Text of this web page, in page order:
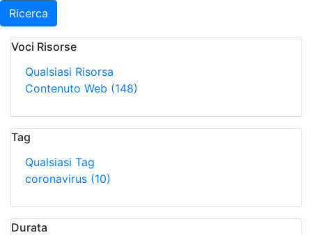
Ricerca
Voci Risorse
Qualsiasi Risorsa
Contenuto Web (148)
Tag
Qualsiasi Tag
coronavirus (10)
Durata